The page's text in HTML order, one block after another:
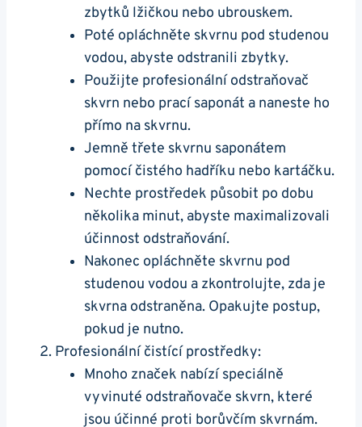
zbytků lžičkou nebo ubrouskem.
Poté opláchněte skvrnu pod studenou
vodou, abyste odstranili zbytky.
Použijte profesionální odstraňovač
skvrn nebo prací saponát a naneste ho
přímo na skvrnu.
Jemně třete skvrnu saponátem
pomocí čistého hadříku nebo kartáčku.
Nechte prostředek působit po dobu
několika minut, abyste maximalizovali
účinnost odstraňování.
Nakonec opláchněte skvrnu pod
studenou vodou a zkontrolujte, zda je
skvrna odstraněna. Opakujte postup,
pokud je nutno.
Profesionální čistící prostředky:
Mnoho značek nabízí speciálně
vyvinuté odstraňovače skvrn, které
jsou účinné proti borůvčím skvrnám.